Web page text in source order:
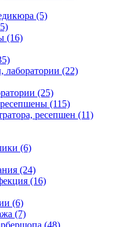
(5)
(16)
(22)
(25)
(115)
ресепшен (11)
(6)
(24)
(16)
(6)
(7)